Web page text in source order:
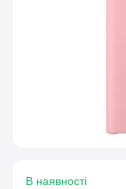
В наявності